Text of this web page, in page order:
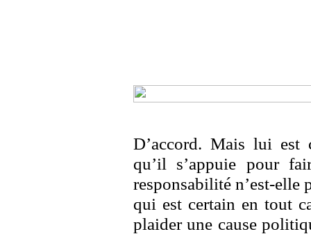
D’accord. Mais lui est
qu’il s’appuie pour
responsabilité n’est-elle
qui est certain en tout
plaider une cause